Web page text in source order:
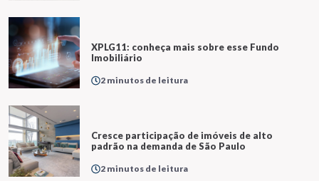
XPLG11: conheça mais sobre esse Fundo
Imobiliário
2 minutos de leitura
Cresce participação de imóveis de alto
padrão na demanda de São Paulo
2 minutos de leitura